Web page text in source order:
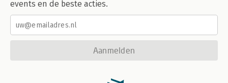
events en de beste acties.
Aanmelden